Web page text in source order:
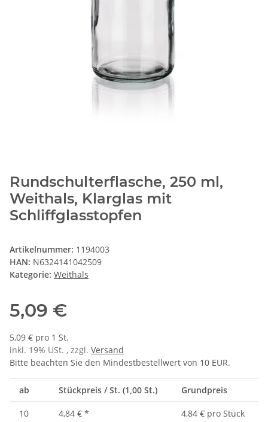
Rundschulterflasche, 250 ml,
Weithals, Klarglas mit
Schliffglasstopfen
Artikelnummer: 1194003
HAN: N6324141042509
Kategorie: Weithals
5,09 €
5,09 € pro 1 St.
inkl. 19% USt. , zzgl. Versand
Bitte beachten Sie den Mindestbestellwert von 10 EUR.
ab Stückpreis / St. (1,00 St.) Grundpreis
10 4,84 € *
4,84 € pro Stück